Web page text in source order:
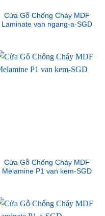
Cửa Gỗ Chống Cháy MDF
Laminate van ngang-a-SGD
Cửa Gỗ Chống Cháy MDF
Melamine P1 van kem-SGD